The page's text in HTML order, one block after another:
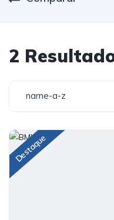
2
name-a-z
Destaque